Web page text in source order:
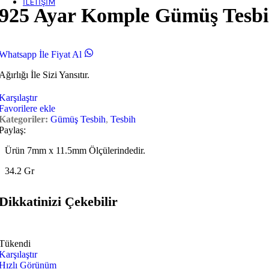
İLETIŞIM
Ayar Komple Gümüş
İle Fiyat Al
İle Sizi Yansıtır.
ekle
Gümüş Tesbih, Tesbih
Ürün 7mm x 11.5mm Ölçülerindedir.
34.2 Gr
Çekebilir
Görünüm